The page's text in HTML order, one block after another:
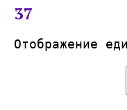
37
Отображение